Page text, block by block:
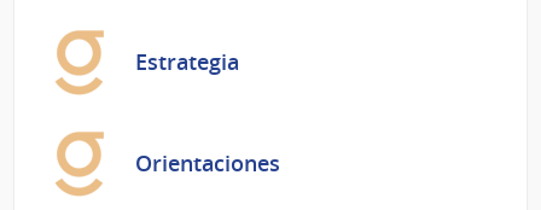
Estrategia
Orientaciones